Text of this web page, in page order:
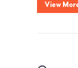
View